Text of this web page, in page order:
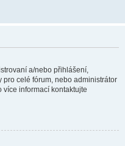
a/nebo přihlášení,
celé fórum, nebo administrátor
více informací kontaktujte